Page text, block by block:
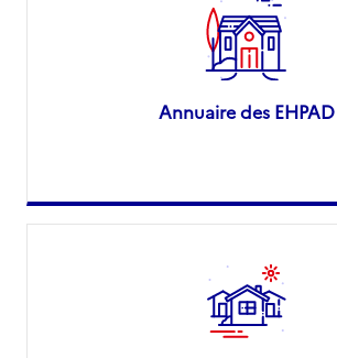
Annuaire des EHPAD